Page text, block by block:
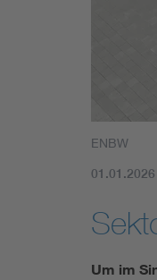
ENBW
01.01.2026
Um im